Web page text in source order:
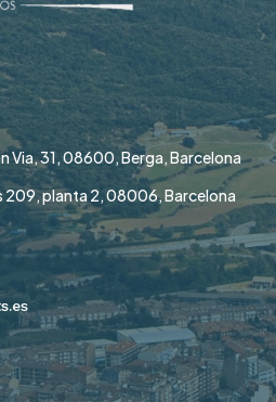
Via, 31, 08600, Berga, Barcelona
209, planta 2, 08006, Barcelona